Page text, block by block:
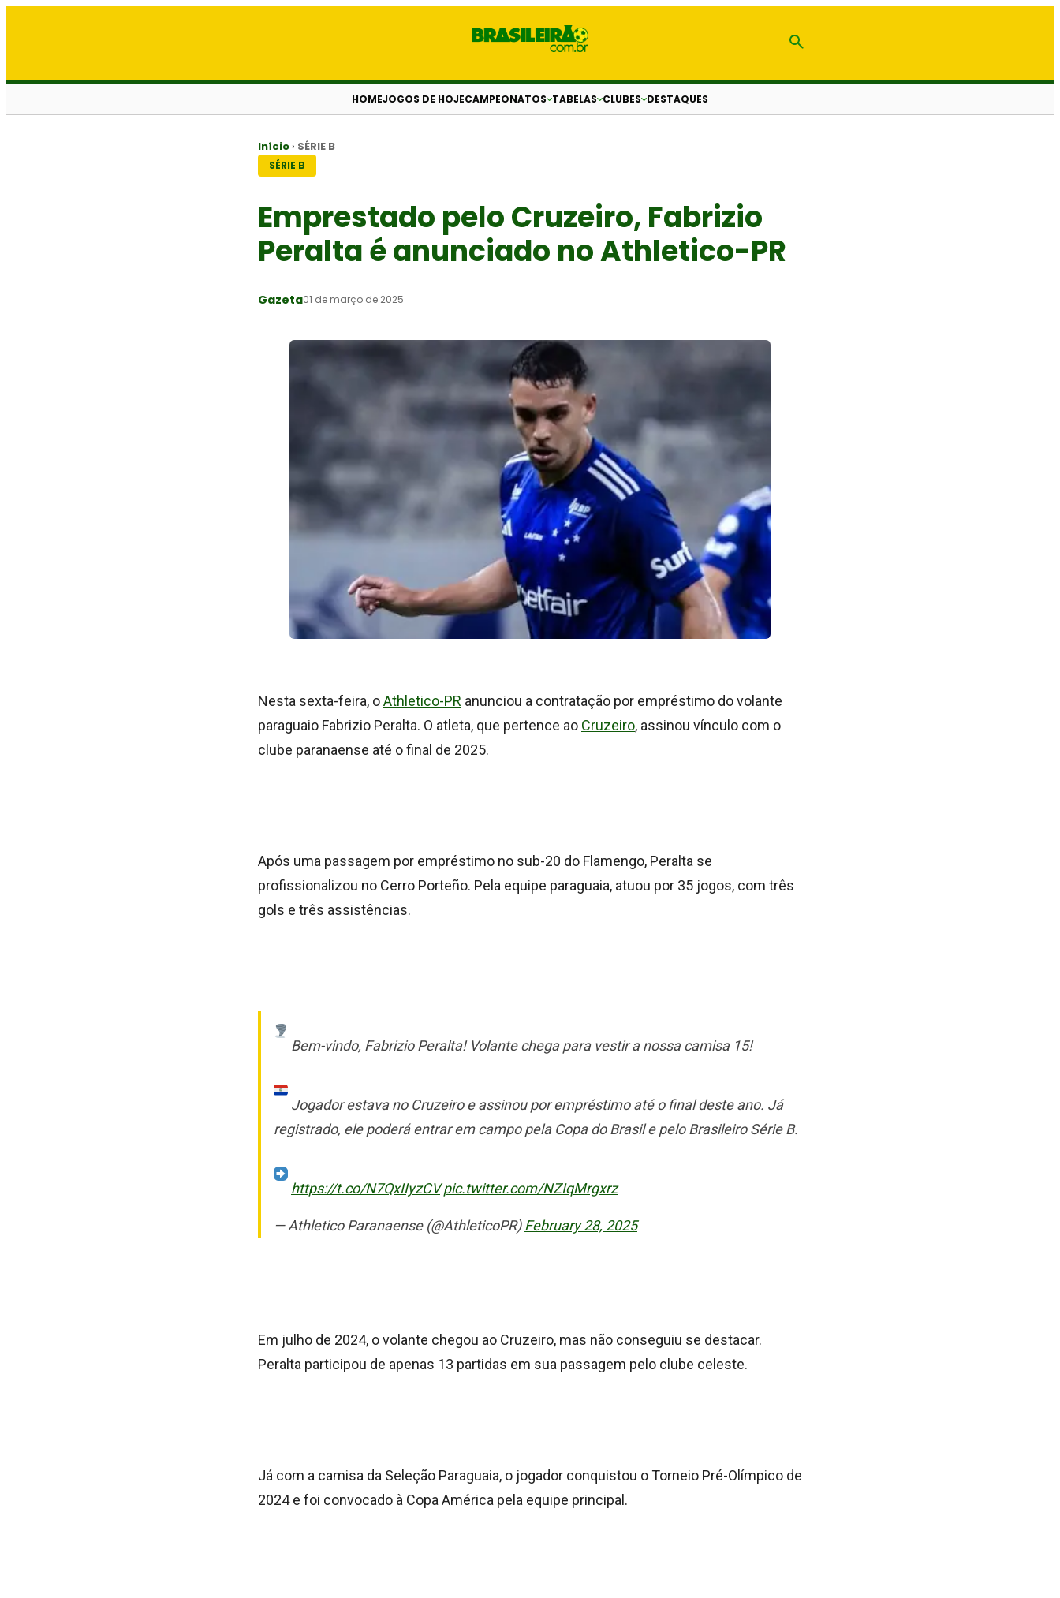
HOMEJOGOS DE HOJECAMPEONATOS TABELAS CLUBES DESTAQUES
Início › SÉRIE B
SÉRIE B
Emprestado pelo Cruzeiro, Fabrizio
Peralta é anunciado no Athletico-PR
Gazeta01 de março de 2025
Nesta sexta-feira, oAthletico-PR anunciou a contratação por empréstimo do volante
paraguaio Fabrizio Peralta. O atleta, que pertence ao Cruzeiro, assinou vínculo com o
clube paranaense até o final de 2025.
Após uma passagem por empréstimo no sub-20 do Flamengo, Peralta se
profissionalizou no Cerro Porteño. Pela equipe paraguaia, atuou por 35 jogos, com três
gols e três assistências.
Bem-vindo, Fabrizio Peralta! Volante chega para vestir a nossa camisa 15!
Jogador estava no Cruzeiro e assinou por empréstimo até o final deste ano. Já
registrado, ele poderá entrar em campo pela Copa do Brasil e pelo Brasileiro Série B.
https://t.co/N7QxIIyzCV pic.twitter.com/NZIqMrgxrz
— Athletico Paranaense (@AthleticoPR)February 28, 2025
Em julho de 2024, o volante chegou ao Cruzeiro, mas não conseguiu se destacar.
Peralta participou de apenas 13 partidas em sua passagem pelo clube celeste.
Já com a camisa da Seleção Paraguaia, o jogador conquistou o Torneio Pré-Olímpico de
2024 e foi convocado à Copa América pela equipe principal.